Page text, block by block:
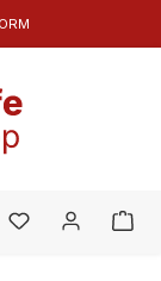
Du hast 0